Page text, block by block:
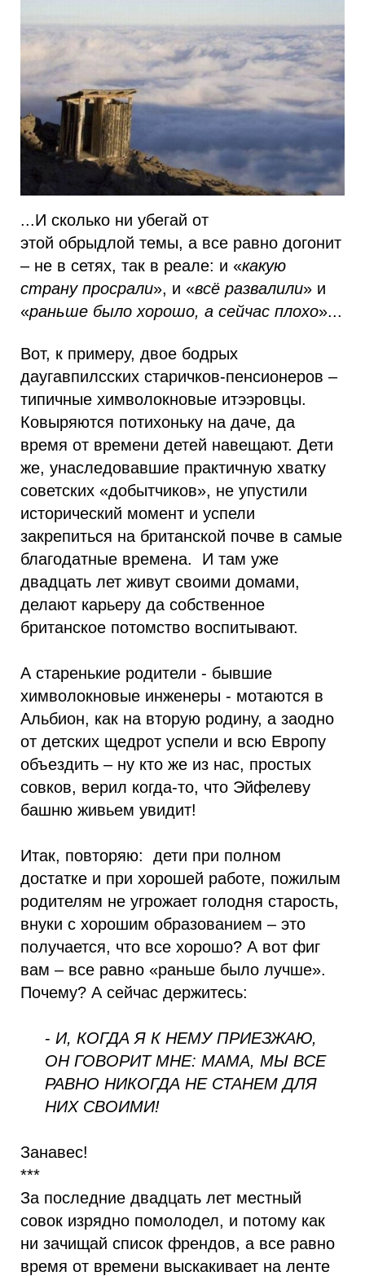
...И сколько ни убегай от
этой обрыдлой темы, а все равно догонит
– не в сетях, так в реале: и «какую
страну просрали», и «всё развалили» и
«раньше было хорошо, а сейчас плохо»...
Вот, к примеру, двое бодрых
даугавпилсских старичков-пенсионеров –
типичные химволокновые итээровцы.
Ковыряются потихоньку на даче, да
время от времени детей навещают. Дети
же, унаследовавшие практичную хватку
советских «добытчиков», не упустили
исторический момент и успели
закрепиться на британской почве в самые
благодатные времена. И там уже
двадцать лет живут своими домами,
делают карьеру да собственное
британское потомство воспитывают.
А старенькие родители - бывшие
химволокновые инженеры - мотаются в
Альбион, как на вторую родину, а заодно
от детских щедрот успели и всю Европу
объездить – ну кто же из нас, простых
совков, верил когда-то, что Эйфелеву
башню живьем увидит!
Итак, повторяю: дети при полном
достатке и при хорошей работе, пожилым
родителям не угрожает голодня старость,
внуки с хорошим образованием – это
получается, что все хорошо? А вот фиг
вам – все равно «раньше было лучше».
Почему? А сейчас держитесь:
- И, КОГДА Я К НЕМУ ПРИЕЗЖАЮ,
ОН ГОВОРИТ МНЕ: МАМА, МЫ ВСЕ
РАВНО НИКОГДА НЕ СТАНЕМ ДЛЯ
НИХ СВОИМИ!
Занавес!
***
За последние двадцать лет местный
совок изрядно помолодел, и потому как
ни зачищай список френдов, а все равно
время от времени выскакивает на ленте